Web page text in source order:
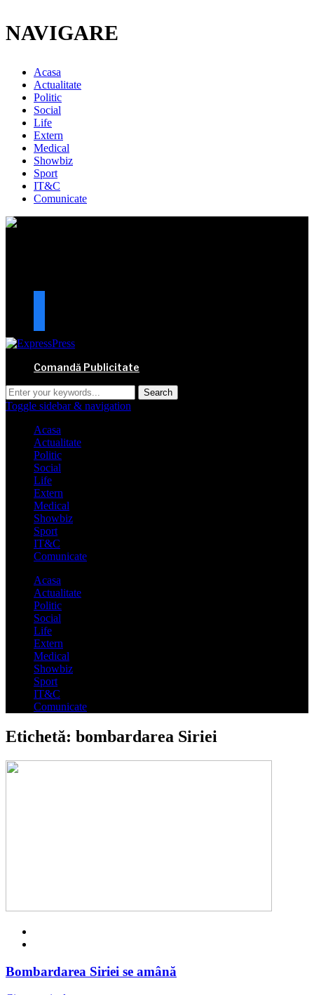
NAVIGARE
Acasa
Actualitate
Politic
Social
Life
Extern
Medical
Showbiz
Sport
IT&C
Comunicate
Comandă Publicitate
Toggle sidebar & navigation
Acasa
Actualitate
Politic
Social
Life
Extern
Medical
Showbiz
Sport
IT&C
Comunicate
Acasa
Actualitate
Politic
Social
Life
Extern
Medical
Showbiz
Sport
IT&C
Comunicate
Etichetă: bombardarea Siriei
Bombardarea Siriei se amână